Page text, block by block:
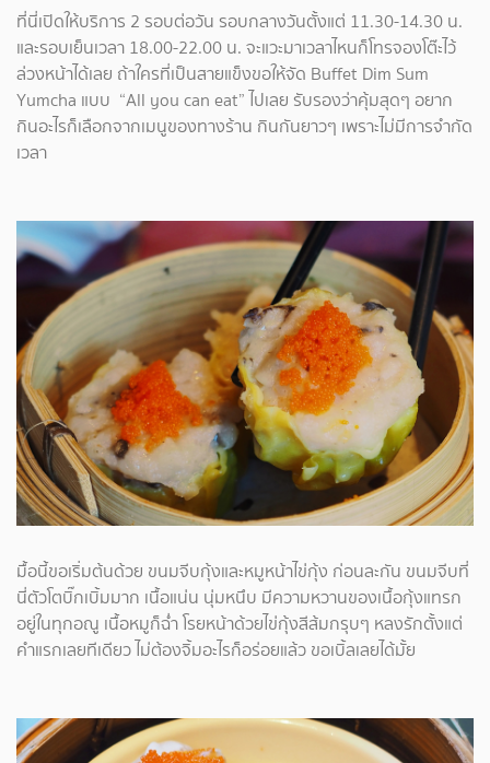
ที่นี่เปิดให้บริการ 2 รอบต่อวัน รอบกลางวันตั้งแต่ 11.30-14.30 น.
และรอบเย็นเวลา 18.00-22.00 น. จะแวะมาเวลาไหนก็โทรจองโต๊ะไว้
ล่วงหน้าได้เลย ถ้าใครที่เป็นสายแข็งขอให้จัด Buffet Dim Sum
Yumcha แบบ “All you can eat” ไปเลย รับรองว่าคุ้มสุดๆ อยาก
กินอะไรก็เลือกจากเมนูของทางร้าน กินกันยาวๆ เพราะไม่มีการจำกัด
เวลา
มื้อนี้ขอเริ่มต้นด้วย ขนมจีบกุ้งและหมูหน้าไข่กุ้ง ก่อนละกัน ขนมจีบที่
นี่ตัวโตบิ๊กเบิ้มมาก เนื้อแน่น นุ่มหนึบ มีความหวานของเนื้อกุ้งแทรก
อยู่ในทุกอณู เนื้อหมูก็ฉ่ำ โรยหน้าด้วยไข่กุ้งสีส้มกรุบๆ หลงรักตั้งแต่
คำแรกเลยทีเดียว ไม่ต้องจิ้มอะไรก็อร่อยแล้ว ขอเบิ้ลเลยได้มั้ย